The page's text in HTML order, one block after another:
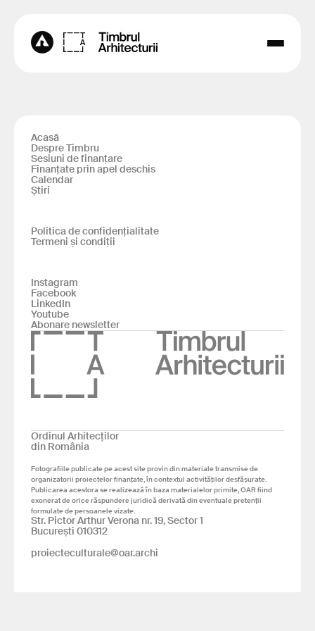
Acasă
Despre Timbru
Sesiuni de finanțare
Finanțate prin apel deschis
Calendar
Știri
Politica de confidențialitate
Termeni și condiții
Instagram
Facebook
LinkedIn
Youtube
Abonare newsletter
Ordinul Arhitecților
din România
Fotografiile publicate pe acest site provin din materiale transmise de
organizatorii proiectelor finanțate, în contextul activităților desfășurate.
Publicarea acestora se realizează în baza materialelor primite, OAR fiind
exonerat de orice răspundere juridică derivată din eventuale pretenții
formulate de persoanele vizate.
Str. Pictor Arthur Verona nr. 19, Sector 1
București 010312
proiecteculturale@oar.archi